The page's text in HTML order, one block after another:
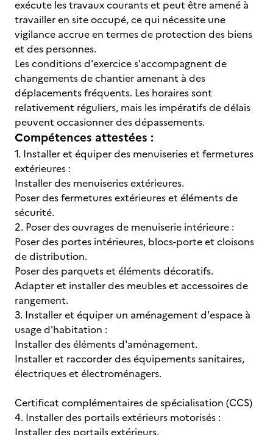
exécute les travaux courants et peut être amené à
travailler en site occupé, ce qui nécessite une
vigilance accrue en termes de protection des biens
et des personnes.
Les conditions d'exercice s'accompagnent de
changements de chantier amenant à des
déplacements fréquents. Les horaires sont
relativement réguliers, mais les impératifs de délais
peuvent occasionner des dépassements.
Compétences attestées :
1. Installer et équiper des menuiseries et fermetures
extérieures :
Installer des menuiseries extérieures.
Poser des fermetures extérieures et éléments de
sécurité.
2. Poser des ouvrages de menuiserie intérieure :
Poser des portes intérieures, blocs-porte et cloisons
de distribution.
Poser des parquets et éléments décoratifs.
Adapter et installer des meubles et accessoires de
rangement.
3. Installer et équiper un aménagement d'espace à
usage d'habitation :
Installer des éléments d'aménagement.
Installer et raccorder des équipements sanitaires,
électriques et électroménagers.
Certificat complémentaires de spécialisation (CCS)
4. Installer des portails extérieurs motorisés :
Installer des portails extérieurs.